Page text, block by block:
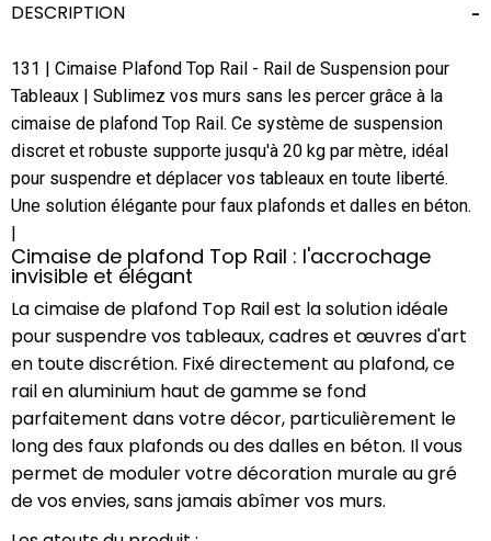
DESCRIPTION
131 | Cimaise Plafond Top Rail - Rail de Suspension pour
Tableaux | Sublimez vos murs sans les percer grâce à la
cimaise de plafond Top Rail. Ce système de suspension
discret et robuste supporte jusqu'à 20 kg par mètre, idéal
pour suspendre et déplacer vos tableaux en toute liberté.
Une solution élégante pour faux plafonds et dalles en béton.
|
Cimaise de plafond Top Rail : l'accrochage
invisible et élégant
La cimaise de plafond Top Rail est la solution idéale
pour suspendre vos tableaux, cadres et œuvres d'art
en toute discrétion. Fixé directement au plafond, ce
rail en aluminium haut de gamme se fond
parfaitement dans votre décor, particulièrement le
long des faux plafonds ou des dalles en béton. Il vous
permet de moduler votre décoration murale au gré
de vos envies, sans jamais abîmer vos murs.